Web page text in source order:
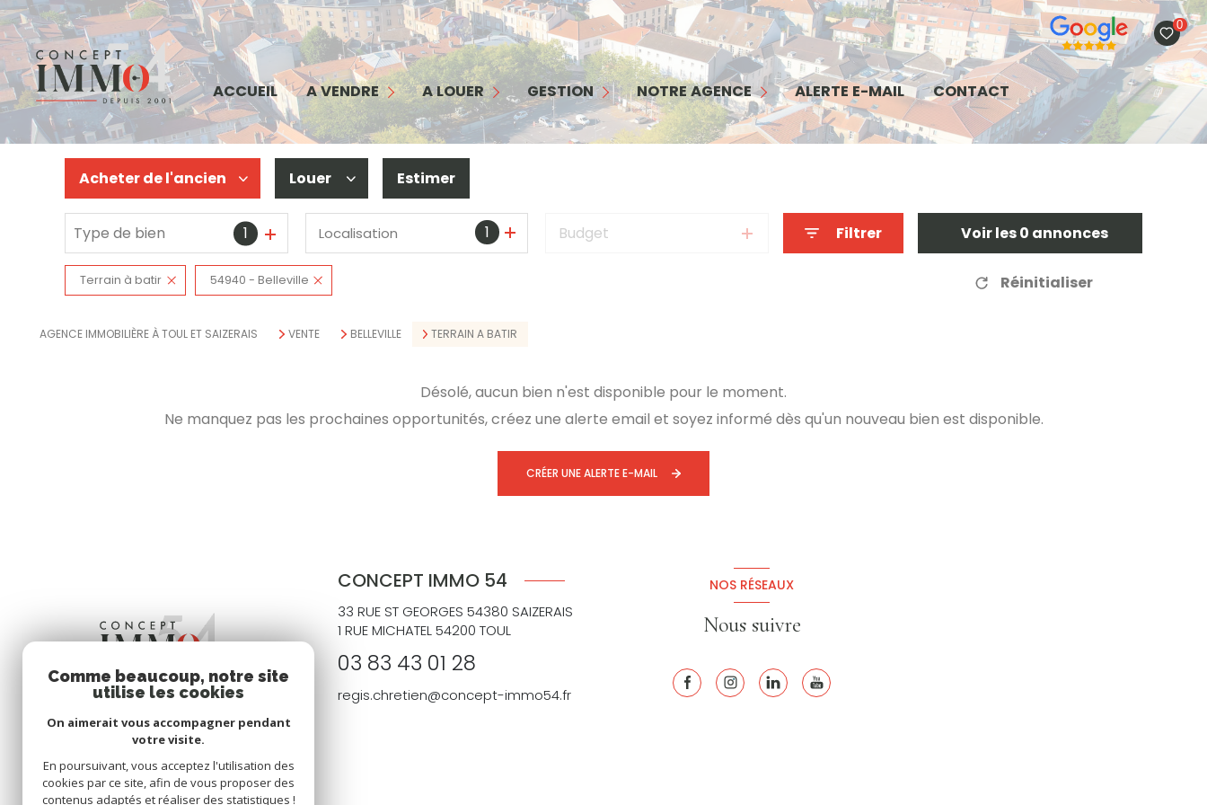
0
ACCUEIL A VENDRE
MAISON
APPARTEMENT
COMMERCE
TERRAIN
IMMEUBLE
BIENS VENDUS
A LOUER
MAISON
APPARTEMENT
COMMERCES/ BUREAUX
GARAGE
TERRAIN
BIENS LOUÉS
GESTION
GESTION
INTERFACE PROPRIÉTAIRE
INTERFACE LOCATAIRE
NOTRE AGENCE
NOTRE AGENCE
NOTRE ÉQUIPE
NOS SERVICES
ALERTE E-MAIL CONTACT
Acheterde l'ancien
De l'ancien
De l'immo pro
Louer
à l'année
De l'immo pro
Estimer
Type de bien 1 1
Localisation Budget Filtrer Voir les0 annonces
Terrain à batir 54940 - Belleville Réinitialiser
AGENCE IMMOBILIÈRE À TOUL ET SAIZERAIS VENTE BELLEVILLE TERRAIN A BATIR
Désolé, aucun bien n'est disponible pour le moment.
Ne manquez pas les prochaines opportunités, créez une alerte email et soyez informé dès qu'un nouveau bien est disponible.
CRÉER UNE ALERTE E-MAIL
CONCEPT IMMO 54
33 RUE ST GEORGES 54380 SAIZERAIS
1 RUE MICHATEL 54200 TOUL
03 83 43 01 28
regis.chretien@concept-immo54.fr
NOS RÉSEAUX
Nous suivre
Comme beaucoup, notre site
utilise les cookies
On aimerait vous accompagner pendant
votre visite.
En poursuivant, vous acceptez l'utilisation des
cookies par ce site, afin de vous proposer des
contenus adaptés et réaliser des statistiques !